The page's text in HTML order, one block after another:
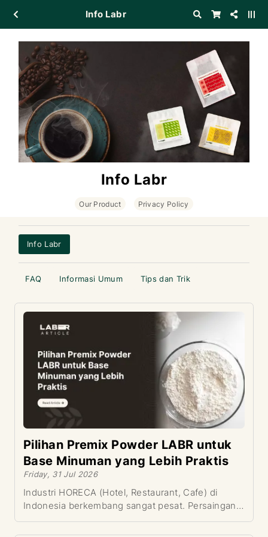
Info Labr
Info Labr
Our Product Privacy Policy
Info Labr
FAQ Informasi Umum Tips dan Trik
Pilihan Premix Powder LABR untuk
Base Minuman yang Lebih Praktis
Friday, 31 Jul 2026
Industri HORECA (Hotel, Restaurant, Cafe) di
Indonesia berkembang sangat pesat. Persaingan